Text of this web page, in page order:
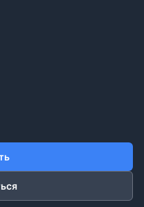
ДАННЫХ